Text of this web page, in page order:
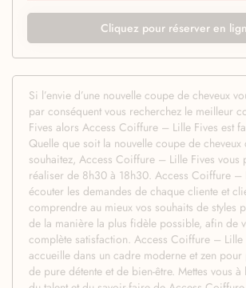
Cliquez pour réserver en
Si l’envie d’une nouvelle coupe de cheveux
par conséquent vous recherchez le meilleur
Fives alors Access Coiffure – Lille Fives est
Quelle que soit la nouvelle coupe de cheveux
souhaitez, Access Coiffure – Lille Fives vous
réaliser de 8h30 à 18h30. Access Coiffure –
écouter les demandes de chaque cliente et
comprendre au mieux vos souhaits de styles
de la manière la plus fidèle possible, afin de
complète satisfaction. Access Coiffure – Lille
accueille dans un cadre moderne et zen pour
de pure détente et de bien-être. Mettes vous à